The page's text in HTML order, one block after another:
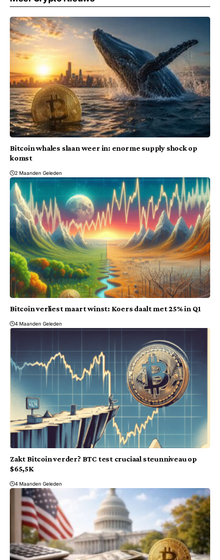
Bitcoin whales slaan weer in: enorme supply shock op
komst
2 Maanden Geleden
Bitcoin verliest maart winst: Koers daalt met 25% in Q1
4 Maanden Geleden
Zakt Bitcoin verder? BTC test cruciaal steunniveau op
$65,5K
4 Maanden Geleden